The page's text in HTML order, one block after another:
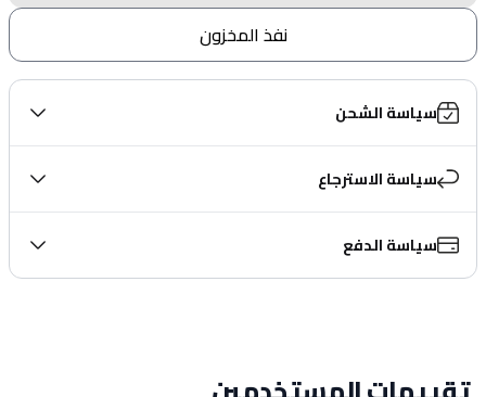
نفذ المخزون
سياسة الشحن
سياسة الاسترجاع
سياسة الدفع